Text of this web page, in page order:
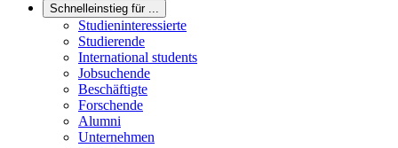
Schnelleinstieg für ...
Studieninteressierte
Studierende
International students
Jobsuchende
Beschäftigte
Forschende
Alumni
Unternehmen